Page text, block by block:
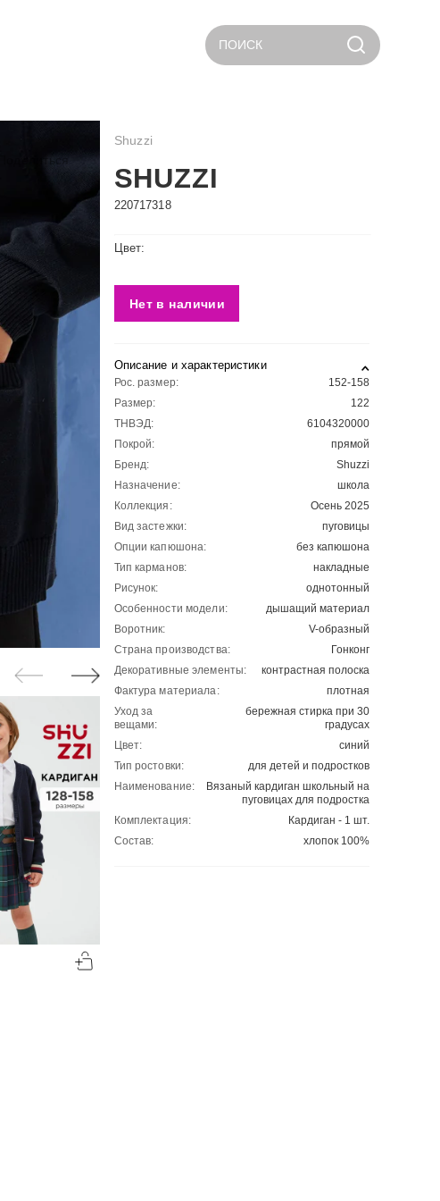
ПОИСК
Shuzzi
SHUZZI
220717318
Цвет:
Нет в наличии
Описание и характеристики
Рос. размер:
152-158
Размер:
122
ТНВЭД:
6104320000
Покрой:
прямой
Бренд:
Shuzzi
Назначение:
школа
Коллекция:
Осень 2025
Вид застежки:
пуговицы
Опции капюшона:
без капюшона
Тип карманов:
накладные
Рисунок:
однотонный
Особенности модели:
дышащий материал
Воротник:
V-образный
Страна производства:
Гонконг
Декоративные элементы:
контрастная полоска
Фактура материала:
плотная
Уход за
вещами:
бережная стирка при 30
градусах
Цвет:
синий
Тип ростовки:
для детей и подростков
Наименование:
Вязаный кардиган школьный на
пуговицах для подростка
Комплектация:
Кардиган - 1 шт.
Состав:
хлопок 100%